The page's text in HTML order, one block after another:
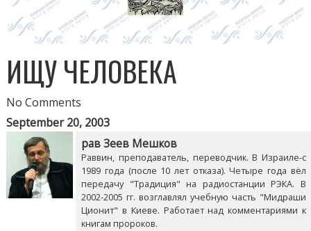
ИЩУ ЧЕЛОВЕКА
No Comments
September 20, 2003
рав Зеев Мешков
Раввин, преподаватель, переводчик. В Израиле-с
1989 года (после 10 лет отказа). Четыре года вёл
передачу "Традиция" на радиостанции РЭКА. В
2002-2005 гг. возглавлял учебную часть "Мидраши
Ционит" в Киеве. Работает над комментариями к
книгам пророков.